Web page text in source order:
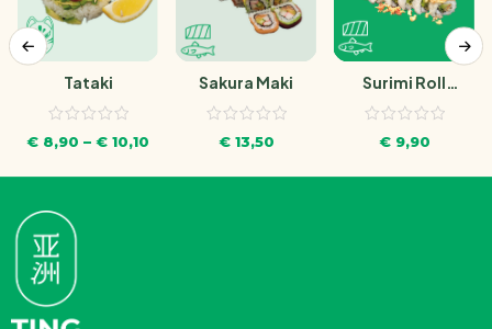
Tataki
€ 8,90 – € 10,10
Sakura Maki
€13,50
Surimi Roll
Sesame
€9,90